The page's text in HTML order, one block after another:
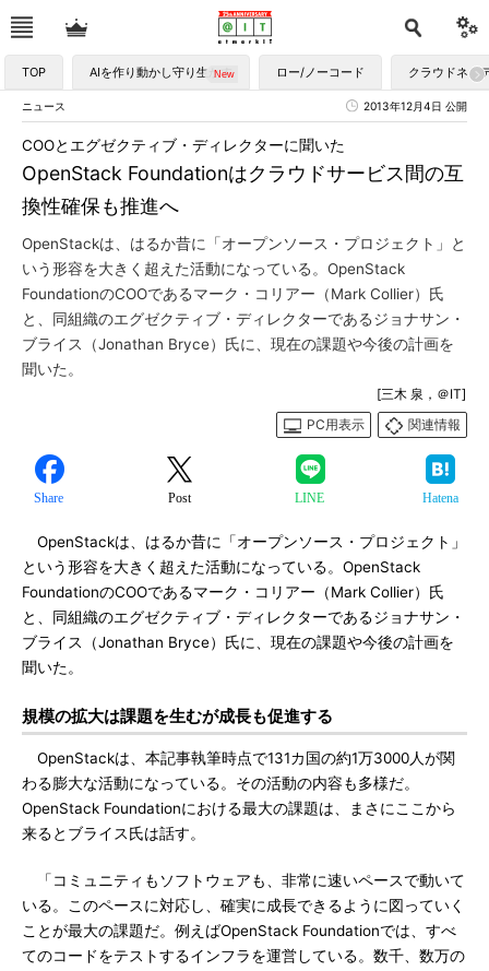
TOP AIを作り動かし守り生かす ロー/ノーコード クラウドネイ
ニュース 2013年12月4日 公開
OpenStack Foundationはクラウドサービス間の互
換性確保も推進へ
COOとエグゼクティブ・ディレクターに聞いた
OpenStackは、はるか昔に「オープンソース・プロジェクト」と
いう形容を大きく超えた活動になっている。OpenStack
FoundationのCOOであるマーク・コリアー（Mark Collier）氏
と、同組織のエグゼクティブ・ディレクターであるジョナサン・
ブライス（Jonathan Bryce）氏に、現在の課題や今後の計画を
聞いた。
[三木 泉，＠IT]
PC用表示
関連情報
Share Post LINE Hatena
OpenStackは、はるか昔に「オープンソース・プロジェクト」
という形容を大きく超えた活動になっている。OpenStack
FoundationのCOOであるマーク・コリアー（Mark Collier）氏
と、同組織のエグゼクティブ・ディレクターであるジョナサン・
ブライス（Jonathan Bryce）氏に、現在の課題や今後の計画を
聞いた。
規模の拡大は課題を生むが成長も促進する
OpenStackは、本記事執筆時点で131カ国の約1万3000人が関
わる膨大な活動になっている。その活動の内容も多様だ。
OpenStack Foundationにおける最大の課題は、まさにここから
来るとブライス氏は話す。
「コミュニティもソフトウェアも、非常に速いペースで動いて
いる。このペースに対応し、確実に成長できるように図っていく
ことが最大の課題だ。例えばOpenStack Foundationでは、すべ
てのコードをテストするインフラを運営している。数千、数万の